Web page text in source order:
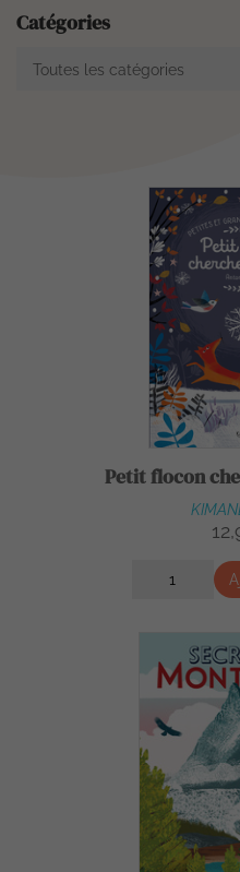
Catégories
Toutes les catégories
Petit flocon